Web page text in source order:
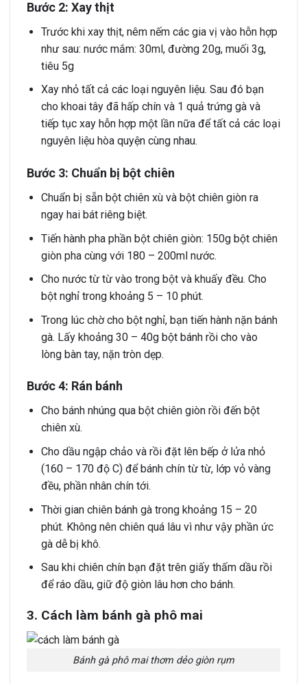
Bước 2: Xay thịt
Trước khi xay thịt, nêm nếm các gia vị vào hỗn hợp
như sau: nước mắm: 30ml, đường 20g, muối 3g,
tiêu 5g
Xay nhỏ tất cả các loại nguyên liệu. Sau đó bạn
cho khoai tây đã hấp chín và 1 quả trứng gà và
tiếp tục xay hỗn hợp một lần nữa để tất cả các loại
nguyên liệu hòa quyện cùng nhau.
Bước 3: Chuẩn bị bột chiên
Chuẩn bị sẵn bột chiên xù và bột chiên giòn ra
ngay hai bát riêng biệt.
Tiến hành pha phần bột chiên giòn: 150g bột chiên
giòn pha cùng với 180 – 200ml nước.
Cho nước từ từ vào trong bột và khuấy đều. Cho
bột nghỉ trong khoảng 5 – 10 phút.
Trong lúc chờ cho bột nghỉ, bạn tiến hành nặn bánh
gà. Lấy khoảng 30 – 40g bột bánh rồi cho vào
lòng bàn tay, nặn tròn dẹp.
Bước 4: Rán bánh
Cho bánh nhúng qua bột chiên giòn rồi đến bột
chiên xù.
Cho dầu ngập chảo và rồi đặt lên bếp ở lửa nhỏ
(160 – 170 độ C) để bánh chín từ từ, lớp vỏ vàng
đều, phần nhân chín tới.
Thời gian chiên bánh gà trong khoảng 15 – 20
phút. Không nên chiên quá lâu vì như vậy phần ức
gà dễ bị khô.
Sau khi chiên chín bạn đặt trên giấy thấm dầu rồi
để ráo dầu, giữ độ giòn lâu hơn cho bánh.
3. Cách làm bánh gà phô mai
Bánh gà phô mai thơm dẻo giòn rụm